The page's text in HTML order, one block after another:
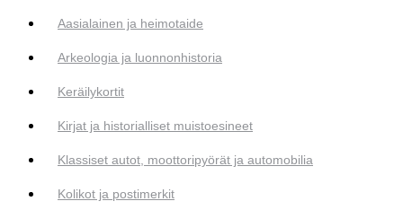
Aasialainen ja heimotaide
Arkeologia ja luonnonhistoria
Keräilykortit
Kirjat ja historialliset muistoesineet
Klassiset autot, moottoripyörät ja automobilia
Kolikot ja postimerkit